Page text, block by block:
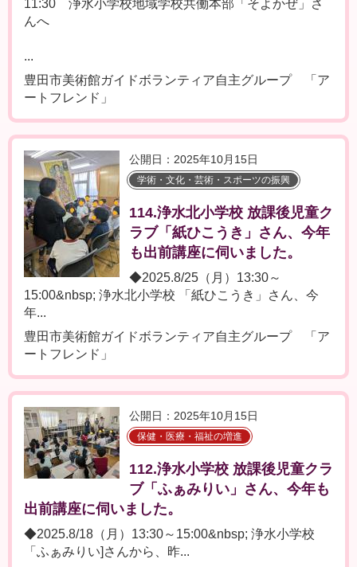
11:30 浄水小学校地域学校共働本部「そよかぜ」さ
んへ
...
豊田市美術館ガイドボランティア自主グループ 「ア
ートフレンド」
公開日：2025年10月15日
学術・文化・芸術・スポーツの振興
114.浄水北小学校 放課後児童ク
ラブ「紙ひこうき」さん、今年
も出前講座に伺いました。
◆2025.8/25（月）13:30～
15:00&nbsp; 浄水北小学校 「紙ひこうき」さん、今
年...
豊田市美術館ガイドボランティア自主グループ 「ア
ートフレンド」
公開日：2025年10月15日
保健・医療・福祉の増進
112.浄水小学校 放課後児童クラ
ブ「ふぁみりい」さん、今年も
出前講座に伺いました。
◆2025.8/18（月）13:30～15:00&nbsp; 浄水小学校
「ふぁみりい]さんから、昨...